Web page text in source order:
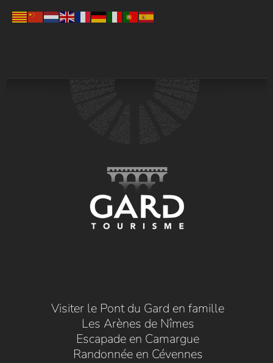
Visiter le Pont du Gard en famille
Les Arènes de Nîmes
Escapade en Camargue
Randonnée en Cévennes